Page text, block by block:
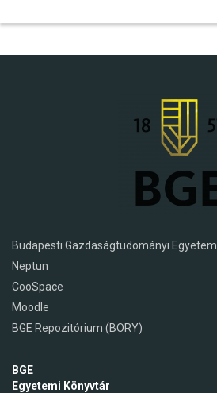
Budapesti Gazdaságtudományi Egyetem
Neptun
CooSpace
Moodle
BGE Repozitórium (BORY)
BGE
Egyetemi Könyvtár